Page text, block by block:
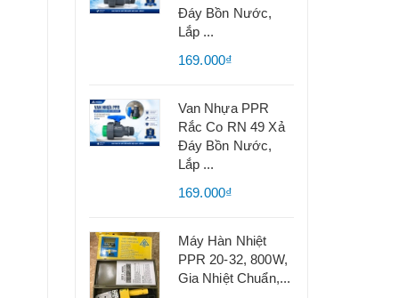
Đáy Bồn Nước,
Lắp ...
169.000₫
Van Nhựa PPR
Rắc Co RN 49 Xả
Đáy Bồn Nước,
Lắp ...
169.000₫
Máy Hàn Nhiệt
PPR 20-32, 800W,
Gia Nhiệt Chuẩn,...